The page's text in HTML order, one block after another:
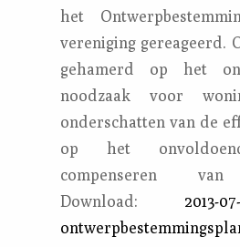
het
vereniging gereageerd.
gehamerd op het
noodzaak voor
onderschatten van de
op het
compenseren
Download: 2013-